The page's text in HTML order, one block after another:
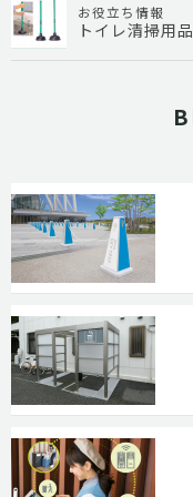
お役立ち情報
トイレ清掃用